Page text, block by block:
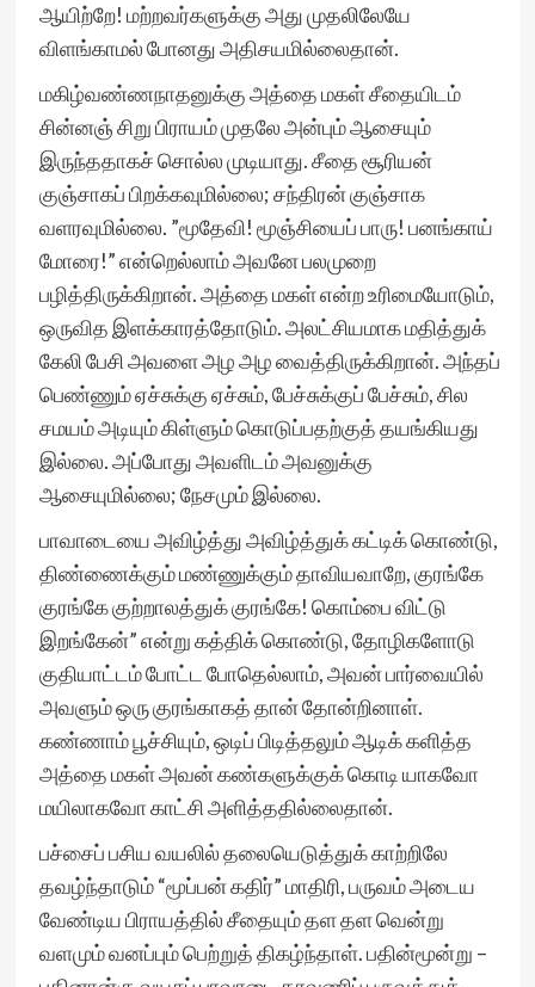
ஆயிற்றே! மற்றவர்களுக்கு அது முதலிலேயே
விளங்காமல் போனது அதிசயமில்லைதான்.
மகிழ்வண்ணநாதனுக்கு அத்தை மகள் சீதையிடம்
சின்னஞ் சிறு பிராயம் முதலே அன்பும் ஆசையும்
இருந்ததாகச் சொல்ல முடியாது. சீதை சூரியன்
குஞ்சாகப் பிறக்கவுமில்லை; சந்திரன் குஞ்சாக
வளரவுமில்லை. ”மூதேவி! மூஞ்சியைப் பாரு! பனங்காய்
மோரை!” என்றெல்லாம் அவனே பலமுறை
பழித்திருக்கிறான். அத்தை மகள் என்ற உரிமையோடும்,
ஒருவித இளக்காரத்தோடும். அலட்சியமாக மதித்துக்
கேலி பேசி அவளை அழ அழ வைத்திருக்கிறான். அந்தப்
பெண்ணும் ஏச்சுக்கு ஏச்சும், பேச்சுக்குப் பேச்சும், சில
சமயம் அடியும் கிள்ளும் கொடுப்பதற்குத் தயங்கியது
இல்லை. அப்போது அவளிடம் அவனுக்கு
ஆசையுமில்லை; நேசமும் இல்லை.
பாவாடையை அவிழ்த்து அவிழ்த்துக் கட்டிக் கொண்டு,
திண்ணைக்கும் மண்ணுக்கும் தாவியவாறே, குரங்கே
குரங்கே குற்றாலத்துக் குரங்கே! கொம்பை விட்டு
இறங்கேன்” என்று கத்திக் கொண்டு, தோழிகளோடு
குதியாட்டம் போட்ட போதெல்லாம், அவன் பார்வையில்
அவளும் ஒரு குரங்காகத் தான் தோன்றினாள்.
கண்ணாம் பூச்சியும், ஒடிப் பிடித்தலும் ஆடிக் களித்த
அத்தை மகள் அவன் கண்களுக்குக் கொடி யாகவோ
மயிலாகவோ காட்சி அளித்ததில்லைதான்.
பச்சைப் பசிய வயலில் தலையெடுத்துக் காற்றிலே
தவழ்ந்தாடும் “மூப்பன் கதிர்” மாதிரி, பருவம் அடைய
வேண்டிய பிராயத்தில் சீதையும் தள தள வென்று
வளமும் வனப்பும் பெற்றுத் திகழ்ந்தாள். பதின்மூன்று –